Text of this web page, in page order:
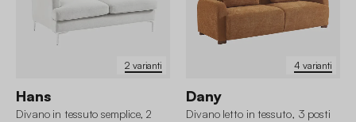
2 varianti
Hans
Divano in tessuto semplice, 2
4 varianti
Dany
Divano letto in tessuto, 3 posti